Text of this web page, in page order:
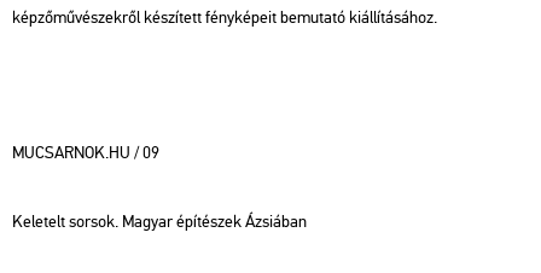
képzőművészekről készített fényképeit bemutató kiállításához.
MUCSARNOK.HU / 09
Keletelt sorsok. Magyar építészek Ázsiában